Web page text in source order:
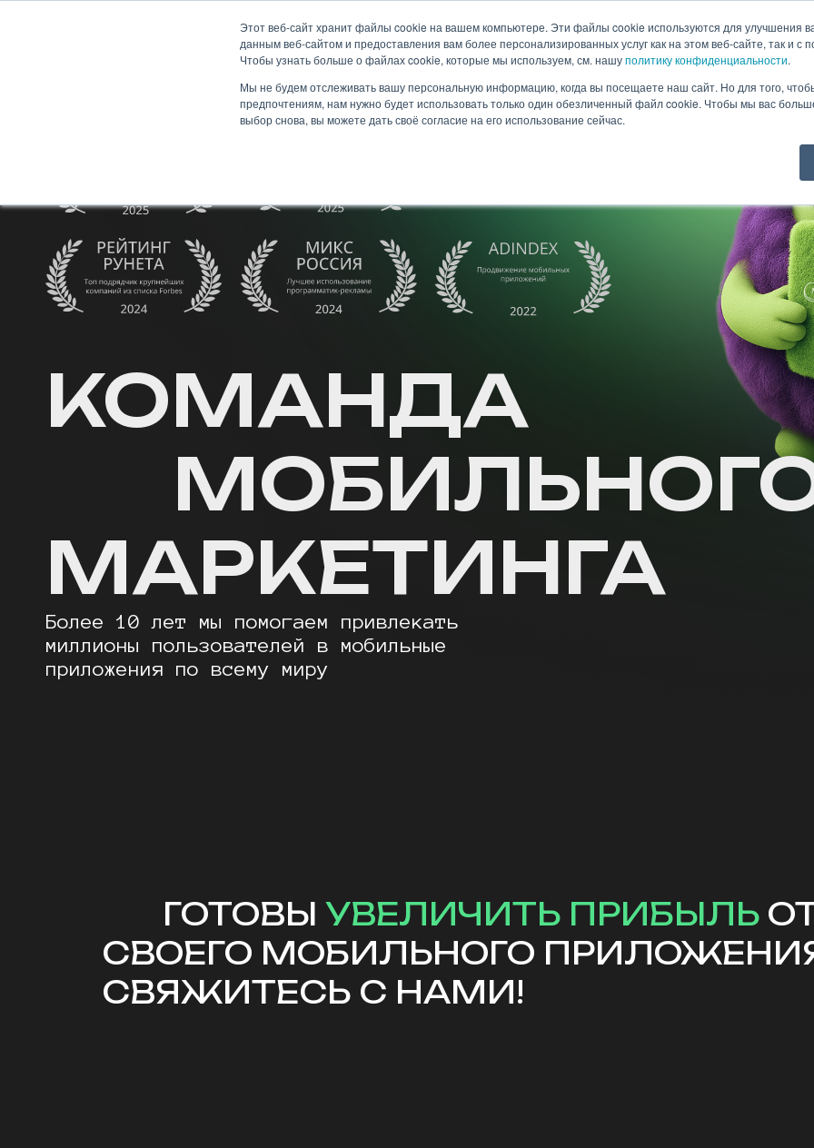
Этот веб-сайт хранит файлы cookie на вашем компьютере. Эти файлы cookie используются для улучшения
данным веб-сайтом и предоставления вам более персонализированных услуг как на этом веб-сайте, так и с
Чтобы узнать больше о файлах cookie, которые мы используем, см. нашуполитику конфиденциальности.
Мы не будем отслеживать вашу персональную информацию, когда вы посещаете наш сайт. Но для того,
предпочтениям, нам нужно будет использовать только один обезличенный файл cookie. Чтобы мы вас
выбор снова, вы можете дать своё согласие на его использование сейчас.
ИИ-подходУслуги О нас КейсыНовостиКонтакты
КОМАНДА
МАРКЕТИНГА
Более 10 лет мы помогаем привлекать
миллионы пользователей в мобильные
приложения по всему миру
ГОТОВЫУВЕЛИЧИТЬ ПРИБЫЛЬ
СВОЕГО МОБИЛЬНОГО
СВЯЖИТЕСЬ С НАМИ!